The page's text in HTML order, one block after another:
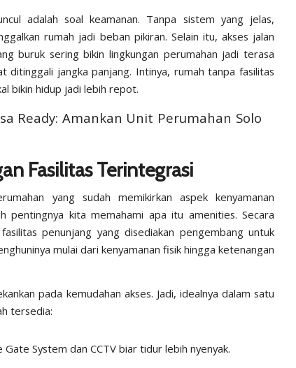
adalah soal keamanan. Tanpa sistem yang jelas,
rumah jadi beban pikiran. Selain itu, akses jalan
buruk sering bikin lingkungan perumahan jadi terasa
ditinggali jangka panjang. Intinya, rumah tanpa fasilitas
bikin hidup jadi lebih repot.
Ready: Amankan Unit Perumahan Solo
Fasilitas Terintegrasi
yang sudah memikirkan aspek kenyamanan
pentingnya kita memahami apa itu amenities. Secara
penunjang yang disediakan pengembang untuk
mulai dari kenyamanan fisik hingga ketenangan
pada kemudahan akses. Jadi, idealnya dalam satu
tersedia:
Gate System dan CCTV biar tidur lebih nyenyak.